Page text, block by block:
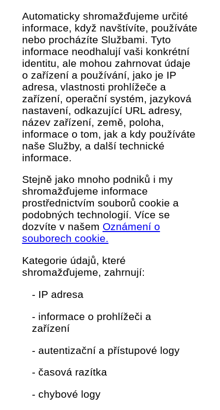
Automaticky shromažďujeme určité
informace, když navštívíte, používáte
nebo procházíte Službami. Tyto
informace neodhalují vaši konkrétní
identitu, ale mohou zahrnovat údaje
o zařízení a používání, jako je IP
adresa, vlastnosti prohlížeče a
zařízení, operační systém, jazyková
nastavení, odkazující URL adresy,
název zařízení, země, poloha,
informace o tom, jak a kdy používáte
naše Služby, a další technické
informace.
Stejně jako mnoho podniků i my
shromažďujeme informace
prostřednictvím souborů cookie a
podobných technologií. Více se
dozvíte v našem Oznámení o
souborech cookie.
Kategorie údajů, které
shromažďujeme, zahrnují:
- IP adresa
- informace o prohlížeči a
zařízení
- autentizační a přístupové logy
- časová razítka
- chybové logy